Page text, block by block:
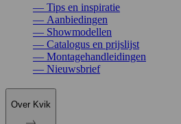
— Tips en inspiratie
— Aanbiedingen
— Showmodellen
— Catalogus en prijslijst
— Montagehandleidingen
— Nieuwsbrief
Over Kvik